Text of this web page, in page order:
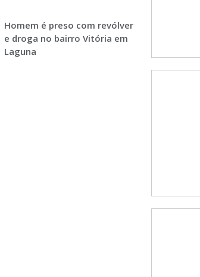
Homem é preso com revólver
e droga no bairro Vitória em
Laguna